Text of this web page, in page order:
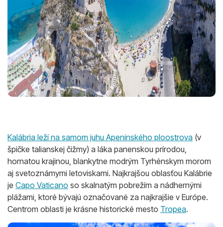
Kalábria leží na samom juhu Apeninského ploostrova (v
špičke talianskej čižmy) a láka panenskou prírodou,
hornatou krajinou, blankytne modrým Tyrhénskym morom
aj svetoznámymi letoviskami. Najkrajšou oblasťou Kalábrie
je Capo Vaticano so skalnatým pobrežím a nádhernými
plážami, ktoré bývajú označované za najkrajšie v Európe.
Centrom oblasti je krásne historické mesto Tropea.